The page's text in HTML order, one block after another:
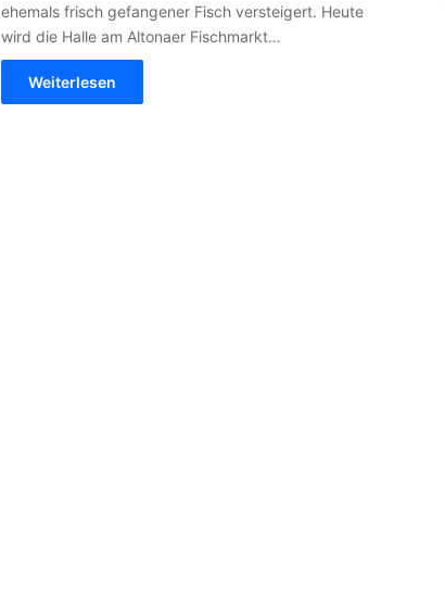
ehemals frisch gefangener Fisch versteigert. Heute
wird die Halle am Altonaer Fischmarkt…
Weiterlesen